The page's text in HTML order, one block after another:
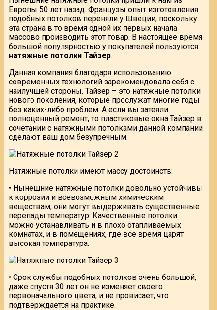
Европы 50 лет назад. Французы опыт изготовления
подобных потолков переняли у Швеции, поскольку
эта страна в то время одной их первых начала
массово производить этот товар. В настоящее время
большой популярностью у покупателей пользуются
натяжные потолки Тайзер.
Данная компания благодаря использованию
современных технологий зарекомендовала себя с
наилучшей стороны. Тайзер – это натяжные потолки
нового поколения, которые прослужат многие годы
без каких-либо проблем. А если вы затеяли
полноценный ремонт, то пластиковые окна Тайзер в
сочетании с натяжными потолками данной компании
сделают ваш дом безупречным.
Натяжные потолки имеют массу достоинств:
• Нынешние натяжные потолки довольно устойчивы
к коррозии и всевозможным химическим
веществам, они могут выдерживать существенные
перепады температур. Качественные потолки
можно устанавливать и в плохо отапливаемых
комнатах, и в помещениях, где все время царят
высокая температура.
• Срок службы подобных потолков очень большой,
даже спустя 30 лет он не изменяет своего
первоначального цвета, и не провисает, что
подтверждается на практике.